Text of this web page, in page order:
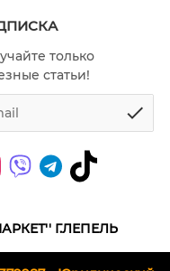
только
статьи!
Г.ЛЕПЕЛЬ